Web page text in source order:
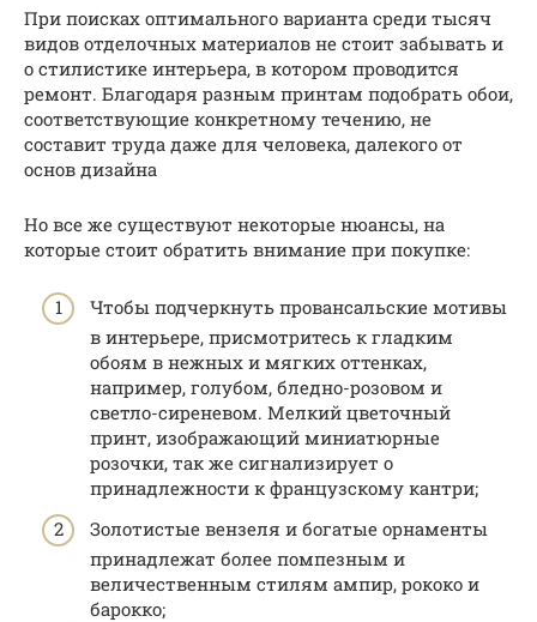
При поисках оптимального варианта среди тысяч
видов отделочных материалов не стоит забывать и
о стилистике интерьера, в котором проводится
ремонт. Благодаря разным принтам подобрать обои,
соответствующие конкретному течению, не
составит труда даже для человека, далекого от
основ дизайна
Но все же существуют некоторые нюансы, на
которые стоит обратить внимание при покупке:
Чтобы подчеркнуть провансальские мотивы
в интерьере, присмотритесь к гладким
обоям в нежных и мягких оттенках,
например, голубом, бледно-розовом и
светло-сиреневом. Мелкий цветочный
принт, изображающий миниатюрные
розочки, так же сигнализирует о
принадлежности к французскому кантри;
Золотистые вензеля и богатые орнаменты
принадлежат более помпезным и
величественным стилям ампир, рококо и
барокко;